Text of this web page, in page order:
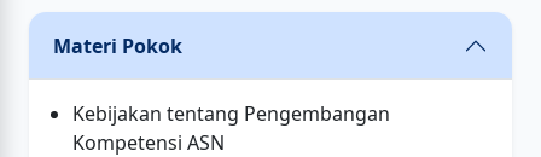
Materi Pokok
Kebijakan tentang Pengembangan
Kompetensi ASN